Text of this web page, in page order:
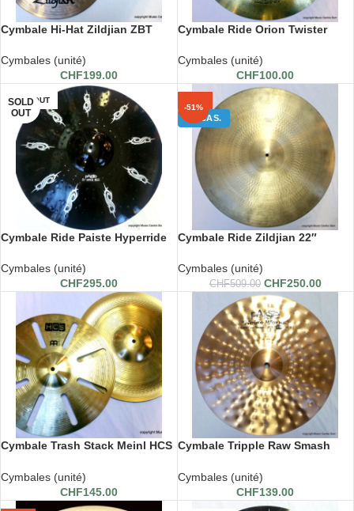
Cymbale Hi-Hat Zildjian ZBT
Cymbales (unité)
CHF199.00
Cymbale Ride Orion Twister
Cymbales (unité)
CHF100.00
SOLD OUT
SOLD
OUT
Cymbale Ride Paiste Hyperride
Cymbales (unité)
CHF295.00
OCCAS.
-51%
Cymbale Ride Zildjian 22″
Cymbales (unité)
CHF509.00 CHF250.00
Cymbale Trash Stack Meinl HCS
Cymbales (unité)
CHF145.00
Cymbale Tripple Raw Smash
Cymbales (unité)
CHF139.00